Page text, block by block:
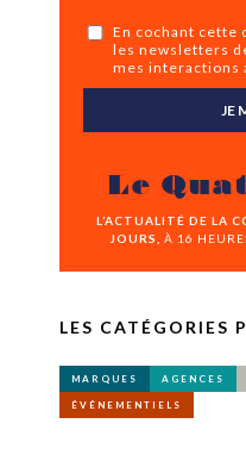
En cochant cette
les newsletters
mes interactions
JE
Le
L’ACTUALITÉ DE LA
JOURS,
À 16
LES CATÉGORIES
MARQUES AGENCES
ÉVÉNEMENTIELS